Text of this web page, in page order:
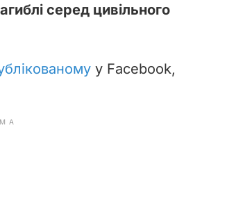
серед цивільного
у Facebook,